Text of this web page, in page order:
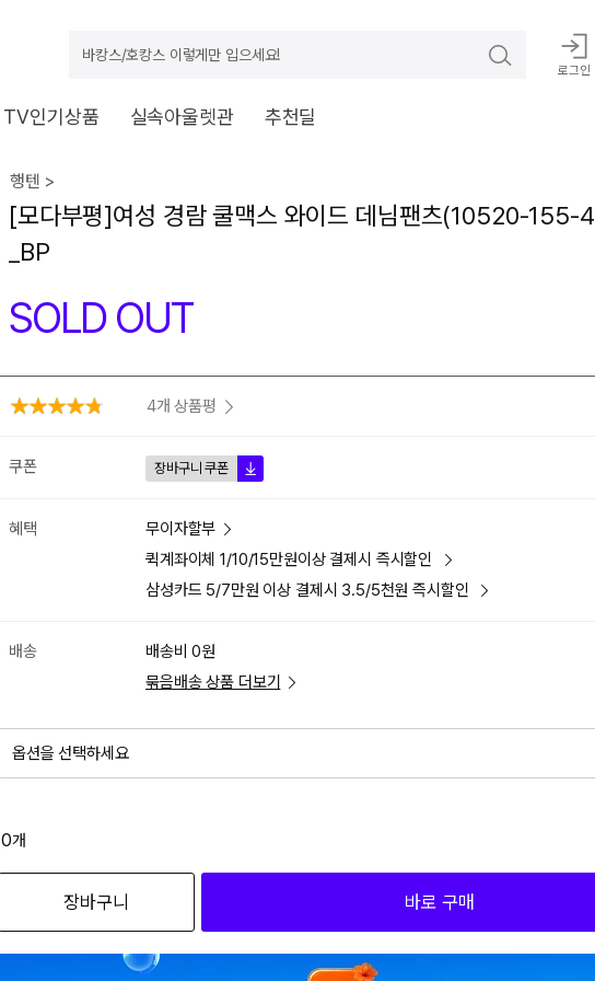
바캉스/호캉스 이렇게만 입으세요!
로그인
TV인기상품 실속아울렛관 추천딜
행텐 >
[모다부평]여성 경람 쿨맥스 와이드 데님팬츠(10520-155-
_BP
SOLD OUT
4개 상품평
쿠폰 장바구니 쿠폰
혜택
무이자할부
퀵계좌이체 1/10/15만원이상 결제시 즉시할인
삼성카드 5/7만원 이상 결제시 3.5/5천원 즉시할인
배송
배송비 0원
묶음배송 상품 더보기
옵션을 선택하세요
0개
장바구니 바로 구매